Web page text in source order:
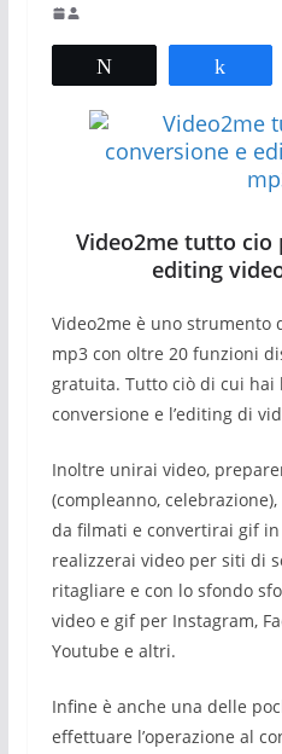
Video2me tutto cio
editing
Video2me è uno strumento
mp3 con oltre 20 funzioni
gratuita. Tutto ciò di cui hai
conversione e l’editing di
Inoltre unirai video,
(compleanno,
da filmati e convertirai gif
realizzerai video per siti di
ritagliare e con lo sfondo
video e gif per Instagram,
Youtube e altri.
Infine è anche una delle
effettuare l’operazione al